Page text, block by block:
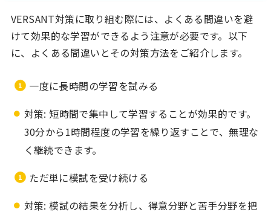
VERSANT対策に取り組む際には、よくある間違いを避
けて効果的な学習ができるよう注意が必要です。以下
に、よくある間違いとその対策方法をご紹介します。
一度に長時間の学習を試みる
対策: 短時間で集中して学習することが効果的です。
30分から1時間程度の学習を繰り返すことで、無理な
く継続できます。
ただ単に模試を受け続ける
対策: 模試の結果を分析し、得意分野と苦手分野を把